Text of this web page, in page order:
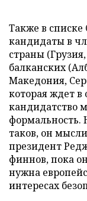
Также в списке
кандидаты в
страны
балканских
Македония,
которая ждет
кандидатство
таков, он
президент
финнов, пока
нужна
интересах